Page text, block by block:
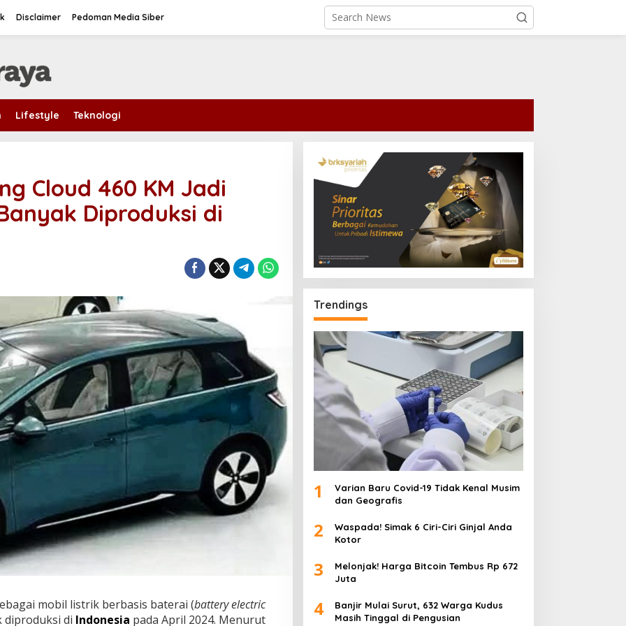
Disclaimer Pedoman Media Siber
Lifestyle Teknologi
Cloud 460 KM Jadi
Diproduksi di
mobil listrik berbasis baterai (battery electric
diproduksi di Indonesia pada April 2024. Menurut
Trendings
1
Varian Baru Covid-19 Tidak Kenal Musim
dan Geografis
2
Waspada! Simak 6 Ciri-Ciri Ginjal Anda
Kotor
3
Melonjak! Harga Bitcoin Tembus Rp 672
Juta
4
Banjir Mulai Surut, 632 Warga Kudus
Masih Tinggal di Pengusian